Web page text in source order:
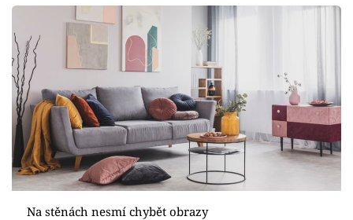
Na stěnách nesmí chybět obrazy